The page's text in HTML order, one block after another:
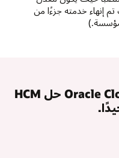
إنهاء خدمته جزءًا من
شاهد كيف تقدم Oracle Cloud HCM حل HCM